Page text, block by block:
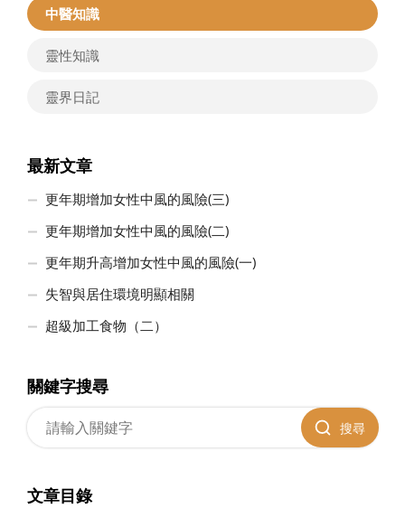
中醫知識
靈性知識
靈界日記
最新文章
更年期增加女性中風的風險(三)
更年期增加女性中風的風險(二)
更年期升高增加女性中風的風險(一)
失智與居住環境明顯相關
超級加工食物（二）
關鍵字搜尋
搜尋
文章目錄